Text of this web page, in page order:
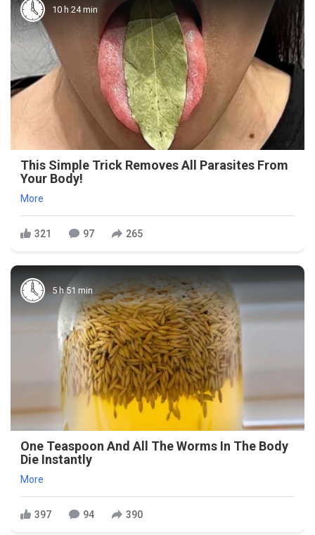
10 h 24 min
This Simple Trick Removes All Parasites From
Your Body!
More
321 97 265
5 h 51 min
One Teaspoon And All The Worms In The Body
Die Instantly
More
397 94 390